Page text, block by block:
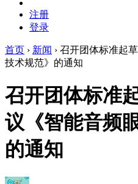
注册
登录
首页 › 新闻 › 召开团体标准起
技术规范》的通知
召开团体标准
议《智能音频
的通知